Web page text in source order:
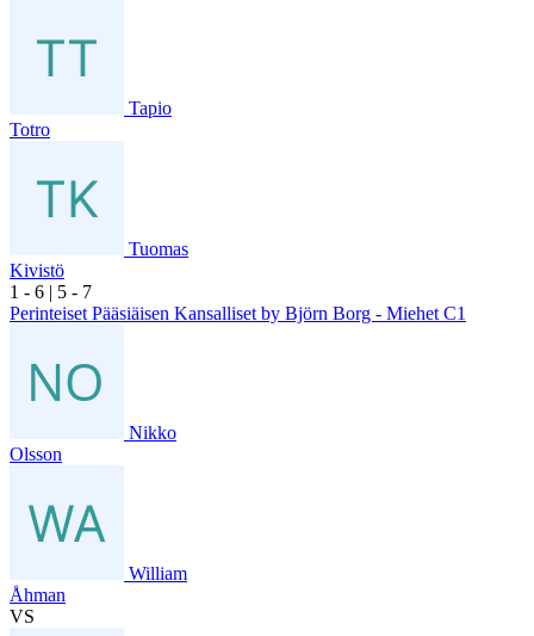
Tapio
Totro
Tuomas
Kivistö
1 - 6 | 5 - 7
Perinteiset Pääsiäisen Kansalliset by Björn Borg - Miehet C1
Nikko
Olsson
William
Åhman
VS